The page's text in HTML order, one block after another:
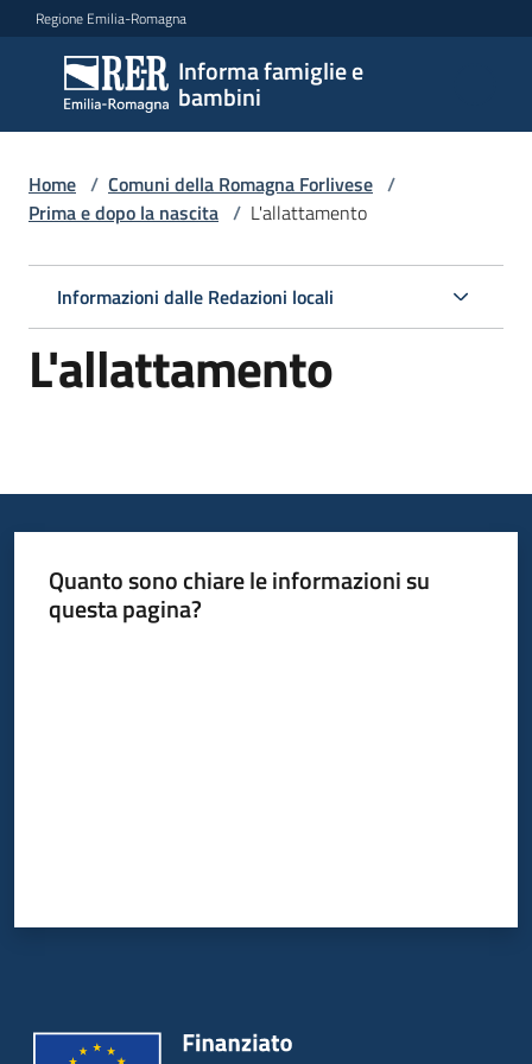
Vai al contenuto
Vai alla navigazione
Vai al footer
Regione Emilia-Romagna
Informa famiglie e
bambini
Informa
famiglie
e
bambini
Argomenti
Servizi
le
Informazioni
Home / Comuni della Romagna Forlivese /
Prima e dopo la nascita / L'allattamento
Informazioni dalle Redazioni locali
L'allattamento
Quanto sono chiare le informazioni su
questa pagina?